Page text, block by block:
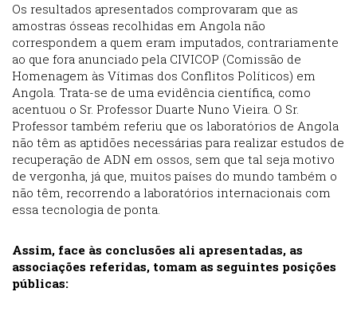
Os resultados apresentados comprovaram que as
amostras ósseas recolhidas em Angola não
correspondem a quem eram imputados, contrariamente
ao que fora anunciado pela CIVICOP (Comissão de
Homenagem às Vítimas dos Conflitos Políticos) em
Angola. Trata-se de uma evidência científica, como
acentuou o Sr. Professor Duarte Nuno Vieira. O Sr.
Professor também referiu que os laboratórios de Angola
não têm as aptidões necessárias para realizar estudos de
recuperação de ADN em ossos, sem que tal seja motivo
de vergonha, já que, muitos países do mundo também o
não têm, recorrendo a laboratórios internacionais com
essa tecnologia de ponta.
Assim, face às conclusões ali apresentadas, as
associações referidas, tomam as seguintes posições
públicas: